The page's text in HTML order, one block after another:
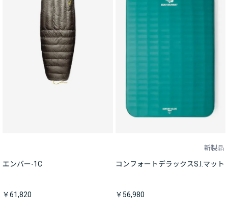
エンバー-1C
￥61,820
新製品
コンフォートデラックスS.I.マット
￥56,980